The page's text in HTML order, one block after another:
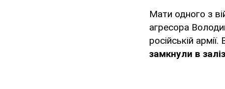
Мати одного з
агресора
російській
замкнули в